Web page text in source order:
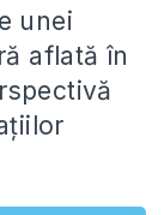
unei
aflată în